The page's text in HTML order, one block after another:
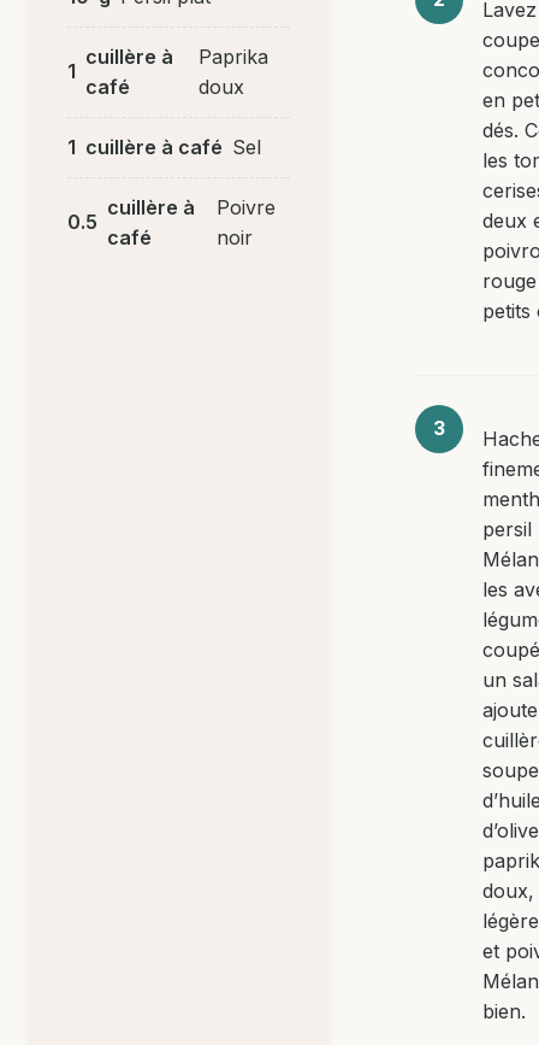
1
cuillère à
café
Paprika
doux
1 cuillère à café Sel
0.5
cuillère à
café
Poivre
noir
en
dés.
les
deux
petits
persil
les
un
soupe
doux,
et
bien.